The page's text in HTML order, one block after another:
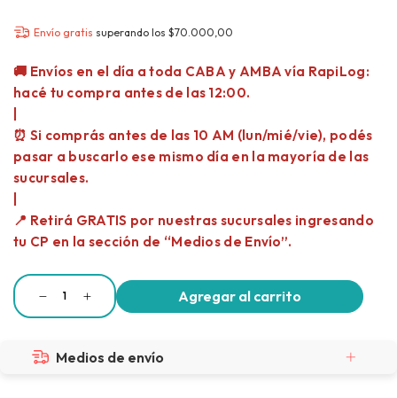
Envío gratis superando los $70.000,00
Medios de envío